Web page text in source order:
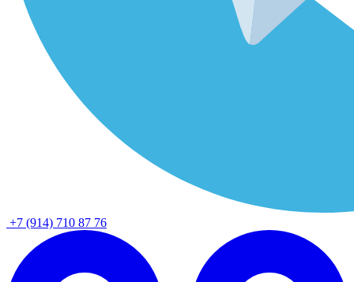
+7 (914) 710 87 76